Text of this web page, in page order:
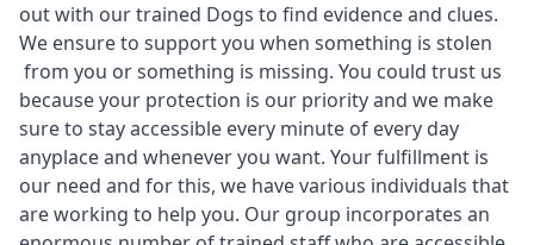
out with our trained Dogs to find evidence and clues.
We ensure to support you when something is stolen
from you or something is missing. You could trust us
because your protection is our priority and we make
sure to stay accessible every minute of every day
anyplace and whenever you want. Your fulfillment is
our need and for this, we have various individuals that
are working to help you. Our group incorporates an